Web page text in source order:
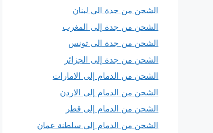
الشحن من جدة الى لبنان
الشحن من جدة إلى المغرب
الشحن من جدة الى تونس
الشحن من جدة إلى الجزائر
الشحن من الدمام إلى الامارات
الشحن من الدمام إلى الاردن
الشحن من الدمام إلى قطر
الشحن من الدمام إلى سلطنة عمان